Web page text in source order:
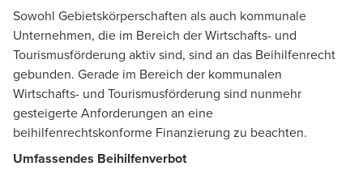
Sowohl Gebietskörperschaften als auch kommunale
Unternehmen, die im Bereich der Wirtschafts- und
Tourismusförderung aktiv sind, sind an das Beihilfenrecht
gebunden. Gerade im Bereich der kommunalen
Wirtschafts- und Tourismusförderung sind nunmehr
gesteigerte Anforderungen an eine
beihilfenrechtskonforme Finanzierung zu beachten.
Umfassendes Beihilfenverbot